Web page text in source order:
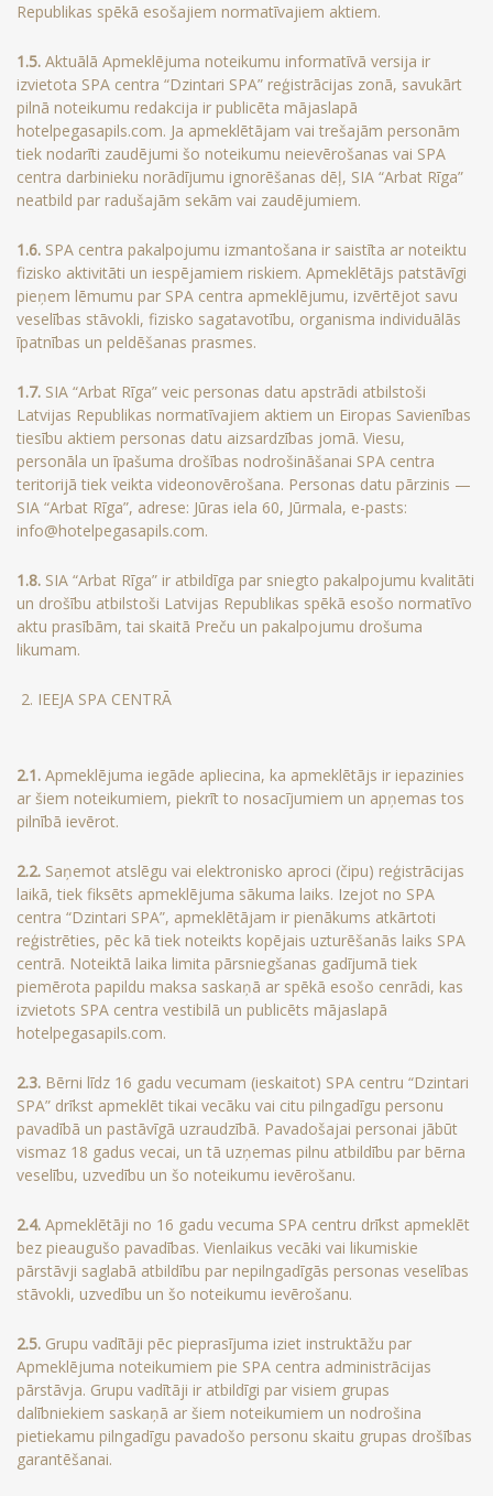
Republikas spēkā esošajiem normatīvajiem aktiem.
1.5. Aktuālā Apmeklējuma noteikumu informatīvā versija ir
izvietota SPA centra “Dzintari SPA” reģistrācijas zonā, savukārt
pilnā noteikumu redakcija ir publicēta mājaslapā
hotelpegasapils.com. Ja apmeklētājam vai trešajām personām
tiek nodarīti zaudējumi šo noteikumu neievērošanas vai SPA
centra darbinieku norādījumu ignorēšanas dēļ, SIA “Arbat Rīga”
neatbild par radušajām sekām vai zaudējumiem.
1.6. SPA centra pakalpojumu izmantošana ir saistīta ar noteiktu
fizisko aktivitāti un iespējamiem riskiem. Apmeklētājs patstāvīgi
pieņem lēmumu par SPA centra apmeklējumu, izvērtējot savu
veselības stāvokli, fizisko sagatavotību, organisma individuālās
īpatnības un peldēšanas prasmes.
1.7. SIA “Arbat Rīga” veic personas datu apstrādi atbilstoši
Latvijas Republikas normatīvajiem aktiem un Eiropas Savienības
tiesību aktiem personas datu aizsardzības jomā. Viesu,
personāla un īpašuma drošības nodrošināšanai SPA centra
teritorijā tiek veikta videonovērošana. Personas datu pārzinis —
SIA “Arbat Rīga”, adrese: Jūras iela 60, Jūrmala, e-pasts:
info@hotelpegasapils.com.
1.8. SIA “Arbat Rīga” ir atbildīga par sniegto pakalpojumu kvalitāti
un drošību atbilstoši Latvijas Republikas spēkā esošo normatīvo
aktu prasībām, tai skaitā Preču un pakalpojumu drošuma
likumam.
2. IEEJA SPA CENTRĀ
2.1. Apmeklējuma iegāde apliecina, ka apmeklētājs ir iepazinies
ar šiem noteikumiem, piekrīt to nosacījumiem un apņemas tos
pilnībā ievērot.
2.2. Saņemot atslēgu vai elektronisko aproci (čipu) reģistrācijas
laikā, tiek fiksēts apmeklējuma sākuma laiks. Izejot no SPA
centra “Dzintari SPA”, apmeklētājam ir pienākums atkārtoti
reģistrēties, pēc kā tiek noteikts kopējais uzturēšanās laiks SPA
centrā. Noteiktā laika limita pārsniegšanas gadījumā tiek
piemērota papildu maksa saskaņā ar spēkā esošo cenrādi, kas
izvietots SPA centra vestibilā un publicēts mājaslapā
hotelpegasapils.com.
2.3. Bērni līdz 16 gadu vecumam (ieskaitot) SPA centru “Dzintari
SPA” drīkst apmeklēt tikai vecāku vai citu pilngadīgu personu
pavadībā un pastāvīgā uzraudzībā. Pavadošajai personai jābūt
vismaz 18 gadus vecai, un tā uzņemas pilnu atbildību par bērna
veselību, uzvedību un šo noteikumu ievērošanu.
2.4. Apmeklētāji no 16 gadu vecuma SPA centru drīkst apmeklēt
bez pieaugušo pavadības. Vienlaikus vecāki vai likumiskie
pārstāvji saglabā atbildību par nepilngadīgās personas veselības
stāvokli, uzvedību un šo noteikumu ievērošanu.
2.5. Grupu vadītāji pēc pieprasījuma iziet instruktāžu par
Apmeklējuma noteikumiem pie SPA centra administrācijas
pārstāvja. Grupu vadītāji ir atbildīgi par visiem grupas
dalībniekiem saskaņā ar šiem noteikumiem un nodrošina
pietiekamu pilngadīgu pavadošo personu skaitu grupas drošības
garantēšanai.